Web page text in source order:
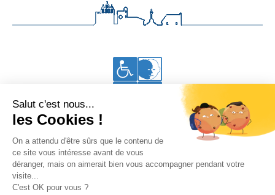
Accessibilité aux personnes en situation de handicap
Vous êtes à Thalacap Les Saintes-Maries-de-la-Mer
Se rendre à Thalacap Île de Ré
Accueil
Thalasso Hôtel